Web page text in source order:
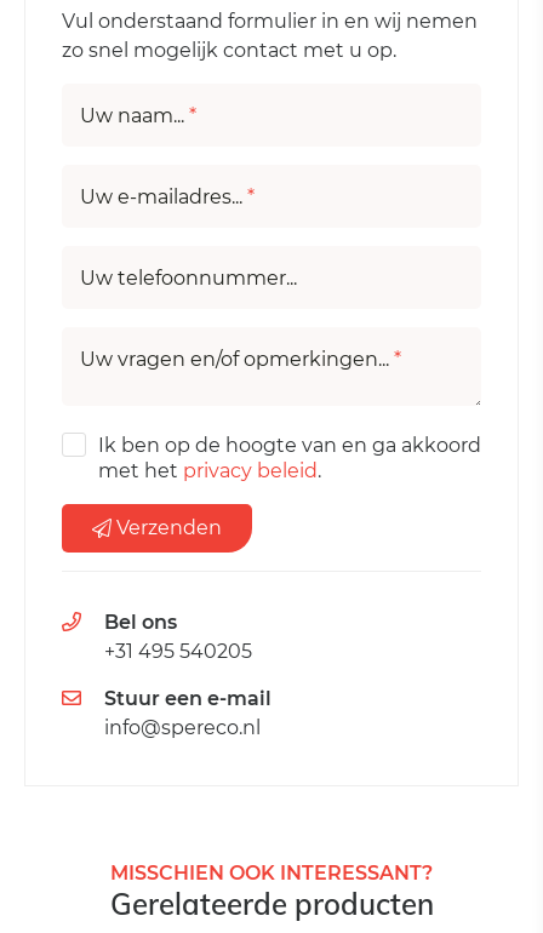
Vul onderstaand formulier in en wij nemen
zo snel mogelijk contact met u op.
Uw naam... *
Uw e-mailadres... *
Uw telefoonnummer...
Uw vragen en/of opmerkingen... *
Ik ben op de hoogte van en ga akkoord
met het privacy beleid.
Verzenden
Bel ons
+31 495 540205
Stuur een e-mail
info@spereco.nl
MISSCHIEN OOK INTERESSANT?
Gerelateerde producten